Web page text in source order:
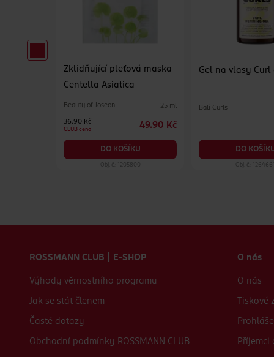
Zklidňující pleťová maska
Centella Asiatica
Beauty of Joseon 25 ml
36.90 Kč
CLUB cena 49.90 Kč
DO KOŠÍKU
Obj. č.: 1205800
Gel na vlasy Curl
Bali Curls
DO
Obj. č.: 1264661
ROSSMANN CLUB | E-SHOP
Výhody věrnostního programu
Jak se stát členem
Časté dotazy
Obchodní podmínky ROSSMANN CLUB
O nás
O nás
Tiskové
Příjemci